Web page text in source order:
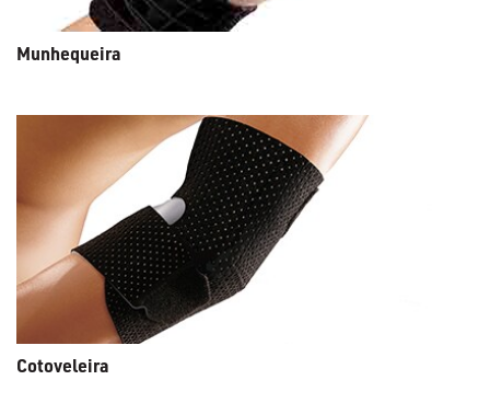
Munhequeira
Cotoveleira